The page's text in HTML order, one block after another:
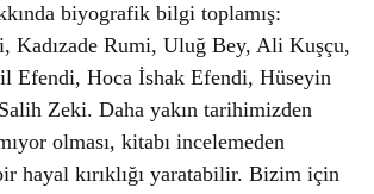
biyografik bilgi toplamış:
Kadızade Rumi, Uluğ Bey, Ali Kuşçu,
Efendi, Hoca İshak Efendi, Hüseyin
Zeki. Daha yakın tarihimizden
olması, kitabı incelemeden
hayal kırıklığı yaratabilir. Bizim için